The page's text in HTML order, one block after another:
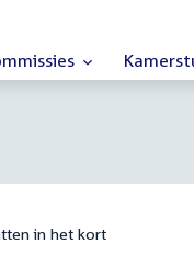
in het kort